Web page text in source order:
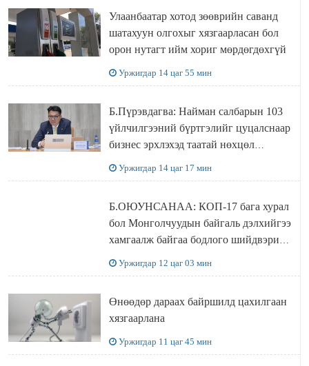
Улаанбаатар хотод зөөврийн саванд
шатахуун олгохыг хязгаарласан бол
орон нутагт ийм хориг мөрдөгдөхгүй
Уржигдар 14 цаг 55 мин
Б.Пүрэвдагва: Найман салбарын 103
үйлчилгээний бүртгэлийг цуцалснаар
бизнес эрхлэхэд таатай нөхцөл
Уржигдар 14 цаг 17 мин
Б.ОЮУНСАНАА: КОП-17 бага хурал
бол Монголчуудын байгаль дэлхийгээ
хамгаалж байгаа бодлого шийдвэрийг
Уржигдар 12 цаг 03 мин
Өнөөдөр дараах байршилд цахилгаан
хязгаарлана
Уржигдар 11 цаг 45 мин